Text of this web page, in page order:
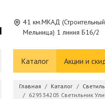
41 км.МКАД
Мельница) 1 линия Б16/2
Каталог Акции и
Главная Каталог
629534205 Светильник